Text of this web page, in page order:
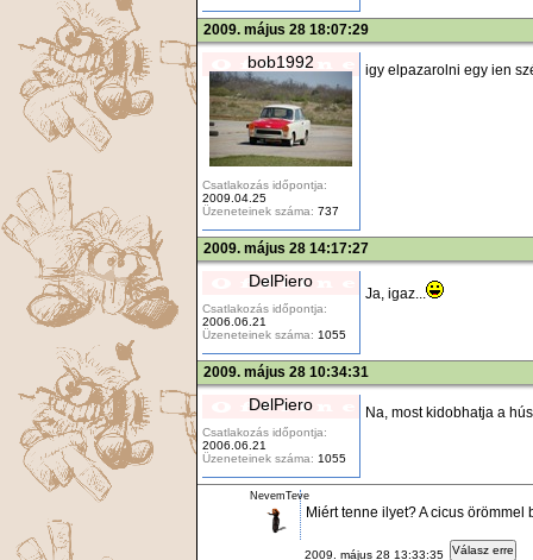
2009. május 28 18:07:29
bob1992
Csatlakozás időpontja:
2009.04.25
Üzeneteinek száma: 737
igy elpazarolni egy ien
2009. május 28 14:17:27
DelPiero
Csatlakozás időpontja:
2006.06.21
Üzeneteinek száma: 1055
Ja, igaz...
2009. május 28 10:34:31
DelPiero
Csatlakozás időpontja:
2006.06.21
Üzeneteinek száma: 1055
Na, most kidobhatja a
NevemTeve
Miért tenne ilyet? A cicus
2009. május 28 13:33:35 Válasz erre